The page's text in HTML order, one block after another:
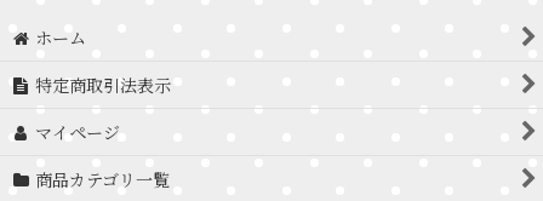
ホーム
特定商取引法表示
マイページ
商品カテゴリ一覧